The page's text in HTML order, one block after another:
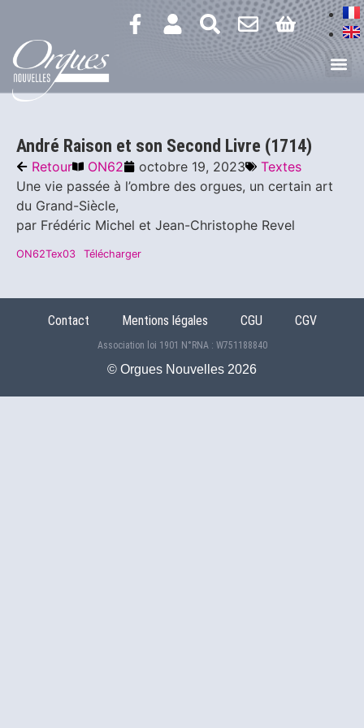
André Raison et son Second Livre (1714)
Retour ON62 octobre 19, 2023
Textes
Une vie passée à l’ombre des orgues, un certain art
du Grand-Siècle,
par Frédéric Michel et Jean-Christophe Revel
ON62Tex03 Télécharger
©️ Orgues Nouvelles 2026
Association loi 1901 N°RNA : W751188840
Contact Mentions légales CGU CGV